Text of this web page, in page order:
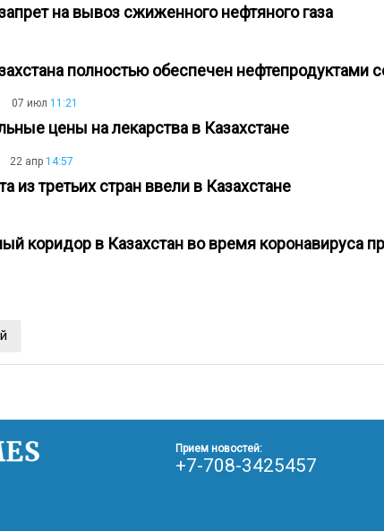
на вывоз сжиженного нефтяного газа
полностью обеспечен нефтепродуктами
07 июл 11:21
цены на лекарства в Казахстане
22 апр 14:57
из третьих стран ввели в Казахстане
коридор в Казахстан во время коронавируса
Прием новостей:
+7-708-3425457